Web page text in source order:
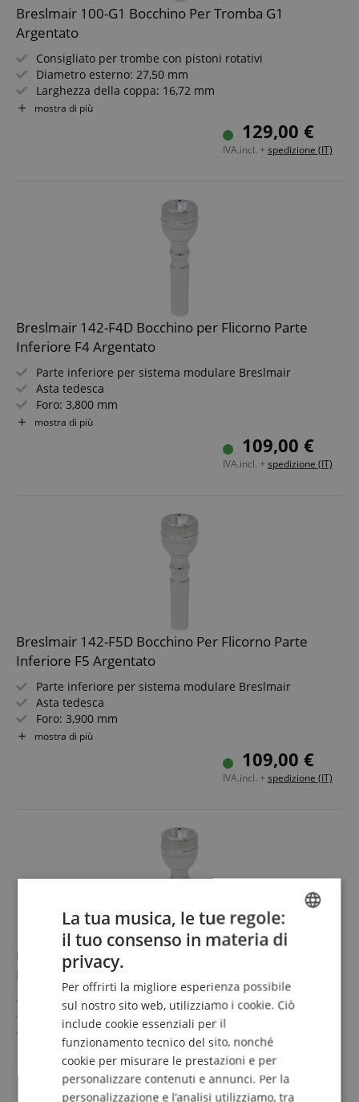
Breslmair 100-G1 Bocchino Per Tromba G1
Argentato
Consigliato per trombe con pistoni rotativi
Diametro esterno: 27,50 mm
Larghezza della coppa: 16,72 mm
Profondità: T
mostra di più
129,00 €
IVA.incl. + spedizione (IT)
Breslmair 142-F4D Bocchino per Flicorno Parte
Inferiore F4 Argentato
Parte inferiore per sistema modulare Breslmair
Asta tedesca
Foro: 3,800 mm
Diametro calice: 16,4 mm
mostra di più
109,00 €
IVA.incl. + spedizione (IT)
Breslmair 142-F5D Bocchino Per Flicorno Parte
Inferiore F5 Argentato
Parte inferiore per sistema modulare Breslmair
Asta tedesca
Foro: 3,900 mm
Diametro coppa: 16,4 mm
mostra di più
109,00 €
IVA.incl. + spedizione (IT)
Breslmair 142-F5A Bocchino Per Flicorno Parte
Inferiore F5 Argentato
Parte inferiore per sistema modulare Breslmair
Asta americana
Foro: 3,900 mm
Larghezza calice: 16,4 mm
Profondità: MT
Argentato
mostra di più
109,00 €
IVA.incl. +spedizione (IT)
ENGLISH
ITALIAN
SPANISH
La tua musica, le tue regole:
il tuo consenso in materia di
privacy.
Per offrirti la migliore esperienza possibile
sul nostro sito web, utilizziamo i cookie. Ciò
include cookie essenziali per il
funzionamento tecnico del sito, nonché
cookie per misurare le prestazioni e per
personalizzare contenuti e annunci. Per la
personalizzazione e l’analisi utilizziamo, tra